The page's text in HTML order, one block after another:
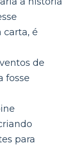
carta, é
de
fosse
para